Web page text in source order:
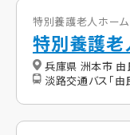
特別養護老人ホーム
特別養護老
兵庫県 洲本市
淡路交通バス「